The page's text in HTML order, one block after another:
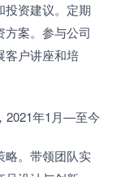
投资建议。定期
案。参与公司
客户讲座和培
2021年1月—至今
略。带领团队实